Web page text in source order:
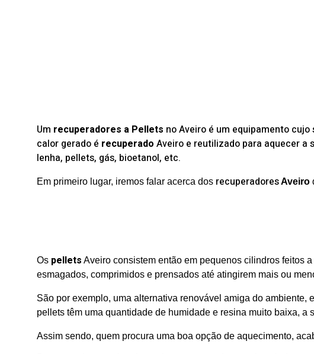
Um recuperadores a Pellets no Aveiro é um equipamento
calor gerado é recuperado Aveiro e reutilizado para aquecer a
lenha, pellets, gás, bioetanol, etc.
Em primeiro lugar, iremos falar acerca dos recuperadoresAveiro
Os pellets Aveiro consistem então em pequenos cilindros feitos
esmagados, comprimidos e prensados até atingirem mais ou
São por exemplo, uma alternativa renovável amiga do
pellets têm uma quantidade de humidade e resina muito baixa,
Assim sendo, quem procura uma boa opção de aquecimento,